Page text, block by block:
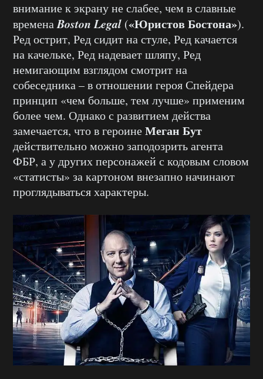
внимание к экрану не слабее, чем в славные
временаBoston Legal («Юристов Бостона»).
Ред острит, Ред сидит на стуле, Ред качается
на качельке, Ред надевает шляпу, Ред
немигающим взглядом смотрит на
собеседника – в отношении героя Спейдера
принцип «чем больше, тем лучше» применим
более чем. Однако с развитием действа
замечается, что в героинеМеган Бут
действительно можно заподозрить агента
ФБР, а у других персонажей с кодовым словом
«статисты» за картоном внезапно начинают
проглядываться характеры.